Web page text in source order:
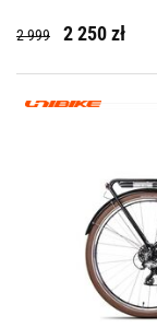
2 999 2 250 zł